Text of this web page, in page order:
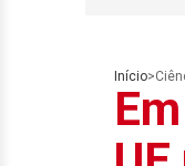
Início>